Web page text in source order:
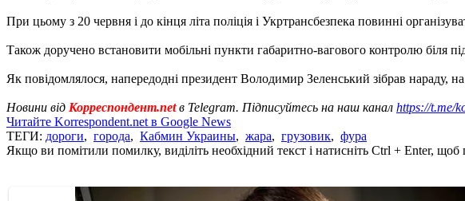
При цьому з 20 червня і до кінця літа поліція і Укртрансбезпека повинні
Також доручено встановити мобільні пункти габаритно-вагового контролю біля
Як повідомлялося, напередодні президент Володимир Зеленський зібрав нараду,
Новини від Корреспондент.netв Telegram. Підписуйтесь на наш канал https://t.me/
Читайте Korrespondent.net в Google News
ТЕГИ: дороги, города, Кабмин Украины, жара, грузовик, фура
Якщо ви помітили помилку, виділіть необхідний текст і натисніть Ctrl + Enter,